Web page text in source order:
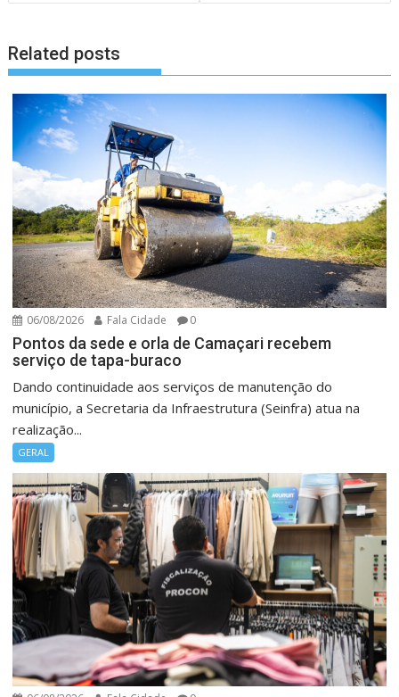
Related posts
06/08/2026 Fala Cidade 0
Pontos da sede e orla de Camaçari recebem
serviço de tapa-buraco
Dando continuidade aos serviços de manutenção do
município, a Secretaria da Infraestrutura (Seinfra) atua na
realização...
GERAL